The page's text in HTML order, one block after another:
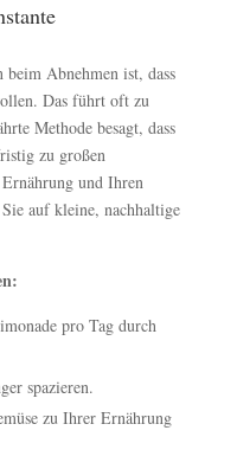
Abnehmen ist, dass
Das führt oft zu
Methode besagt, dass
zu großen
und Ihren
auf kleine, nachhaltige
pro Tag durch
spazieren.
zu Ihrer Ernährung